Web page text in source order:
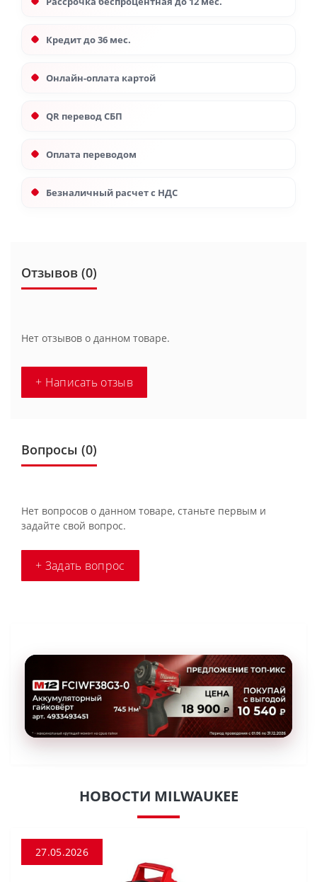
Кредит до 36 мес.
Онлайн-оплата картой
QR перевод СБП
Оплата переводом
Безналичный расчет с НДС
Отзывов (0)
Нет отзывов о данном товаре.
+ Написать отзыв
Вопросы (0)
Нет вопросов о данном товаре, станьте первым и
задайте свой вопрос.
+ Задать вопрос
НОВОСТИ MILWAUKEE
27.05.2026